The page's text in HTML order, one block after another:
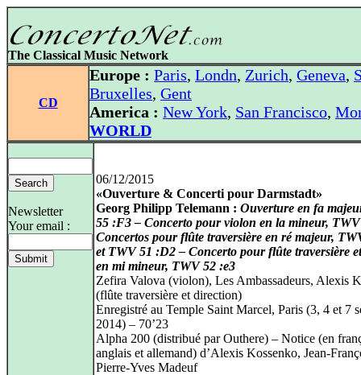
The Classical Music Network
CD
Europe : Paris, Londn, Zurich, Geneva,
Bruxelles, Gent
America : New York, San Francisco,
WORLD
Newsletter
Your email :
06/12/2015
«Ouverture & Concerti pour Darmstadt»
Georg Philipp Telemann : Ouverture en fa
55 :F3 – Concerto pour violon en la mineur,
Concertos pour flûte traversière en ré majeur,
et TWV 51 :D2 – Concerto pour flûte traversière
en mi mineur, TWV 52 :e3
Zefira Valova (violon), Les Ambassadeurs, Alexis
(flûte traversière et direction)
Enregistré au Temple Saint Marcel, Paris (3, 4 et 7
2014) – 70’23
Alpha 200 (distribué par Outhere) – Notice (en
anglais et allemand) d’Alexis Kossenko, Jean-
Pierre-Yves Madeuf